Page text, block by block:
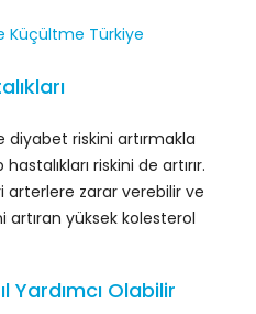
Küçültme Türkiye
riskini artırmakla
riskini de artırır.
arterlere zarar verebilir ve
artıran yüksek kolesterol
Yardımcı Olabilir